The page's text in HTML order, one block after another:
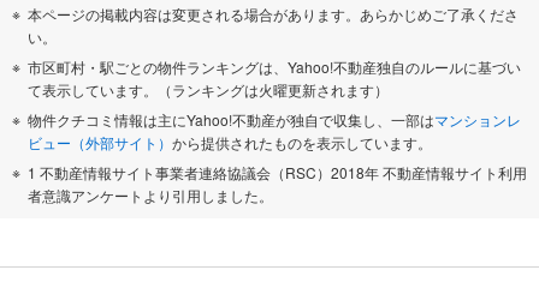
本ページの掲載内容は変更される場合があります。あらかじめご了承くださ
い。
市区町村・駅ごとの物件ランキングは、Yahoo!不動産独自のルールに基づい
て表示しています。（ランキングは火曜更新されます）
物件クチコミ情報は主にYahoo!不動産が独自で収集し、一部はマンションレ
ビュー（外部サイト） から提供されたものを表示しています。
1 不動産情報サイト事業者連絡協議会（RSC）2018年 不動産情報サイト利用
者意識アンケートより引用しました。